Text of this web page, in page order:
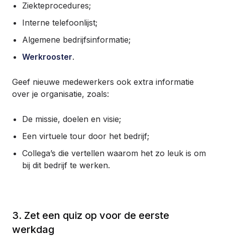
Ziekteprocedures;
Interne telefoonlijst;
Algemene bedrijfsinformatie;
Werkrooster.
Geef nieuwe medewerkers ook extra informatie
over je organisatie, zoals:
De missie, doelen en visie;
Een virtuele tour door het bedrijf;
Collega’s die vertellen waarom het zo leuk is om
bij dit bedrijf te werken.
3. Zet een quiz op voor de eerste
werkdag